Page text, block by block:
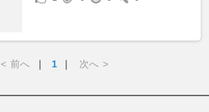
< 前へ ｜ 1 ｜ 次へ >